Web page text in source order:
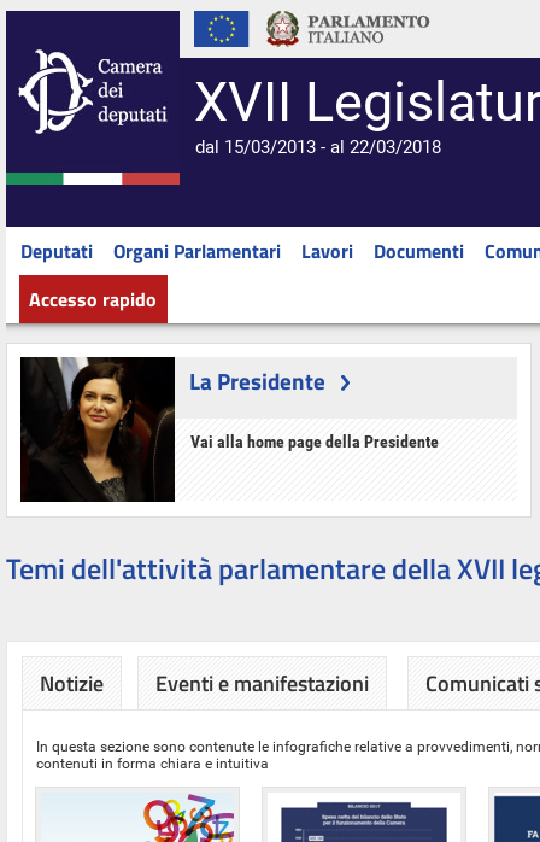
XVII
dal 15/03/2013 - al 22/03/2018
Deputati Organi Parlamentari Lavori Documenti
Accesso rapido
La Presidente
Vai alla home page della Presidente
Temi dell'attività parlamentare della XVII
Notizie Eventi e manifestazioni Comunicati
In questa sezione sono contenute le infografiche relative a provvedimenti,
contenuti in forma chiara e intuitiva